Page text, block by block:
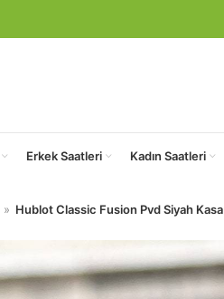
Erkek Saatleri Kadın Saatleri
Hublot Classic Fusion Pvd Siyah Kasa